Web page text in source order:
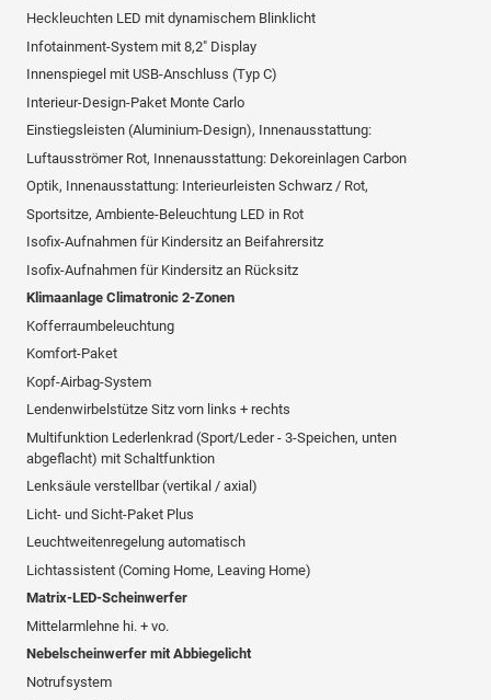
Heckleuchten LED mit dynamischem Blinklicht
Infotainment-System mit 8,2" Display
Innenspiegel mit USB-Anschluss (Typ C)
Interieur-Design-Paket Monte Carlo
Einstiegsleisten (Aluminium-Design), Innenausstattung:
Luftausströmer Rot, Innenausstattung: Dekoreinlagen Carbon
Optik, Innenausstattung: Interieurleisten Schwarz / Rot,
Sportsitze, Ambiente-Beleuchtung LED in Rot
Isofix-Aufnahmen für Kindersitz an Beifahrersitz
Isofix-Aufnahmen für Kindersitz an Rücksitz
Klimaanlage Climatronic 2-Zonen
Kofferraumbeleuchtung
Komfort-Paket
Kopf-Airbag-System
Lendenwirbelstütze Sitz vorn links + rechts
Multifunktion Lederlenkrad (Sport/Leder - 3-Speichen, unten
abgeflacht) mit Schaltfunktion
Lenksäule verstellbar (vertikal / axial)
Licht- und Sicht-Paket Plus
Leuchtweitenregelung automatisch
Lichtassistent (Coming Home, Leaving Home)
Matrix-LED-Scheinwerfer
Mittelarmlehne hi. + vo.
Nebelscheinwerfer mit Abbiegelicht
Notrufsystem